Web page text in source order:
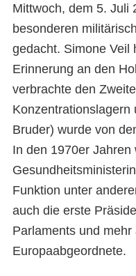
Mittwoch, dem 5. Juli
besonderen
gedacht. Simone Veil
Erinnerung an den
verbrachte den
Konzentrationslagern
Bruder) wurde von
In den 1970er Jahren
Funktion unter
auch die erste
Parlaments und
Europaabgeordnete.